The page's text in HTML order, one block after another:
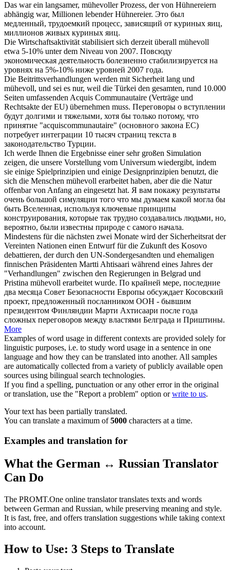
Das war ein langsamer, mühevollerProzess, der von Hühnereiern
abhängig war, Millionen lebender Hühnereier. Это был
медленный, трудоемкий процесс, зависящий от куриных яиц,
миллионов живых куриных яиц.
Die Wirtschaftsaktivität stabilisiert sich derzeit überall mühevoll
etwa 5-10% unter dem Niveau von 2007. Повсюду
экономическая деятельность болезненно стабилизируется на
уровнях на 5%-10% ниже уровней 2007 года.
Die Beitrittsverhandlungen werden mit Sicherheit lang und
mühevoll, und sei es nur, weil die Türkei den gesamten, rund 10.000
Seiten umfassenden Acquis Communautaire (Verträge und
Rechtsakte der EU) übernehmen muss. Переговоры о вступлении
будут долгими и тяжелыми, хотя бы только потому, что
принятие "acquiscommunautaire" (основного закона ЕС)
потребует интеграции 10 тысяч страниц текста в
законодательство Турции.
Ich werde Ihnen die Ergebnisse einer sehr großen Simulation
zeigen, die unsere Vorstellung vom Universum wiedergibt, indem
sie einige Spielprinzipien und einige Designprinzipien benutzt, die
sich die Menschen mühevoll erarbeitet haben, aber die die Natur
offenbar von Anfang an eingesetzt hat. Я вам покажу результаты
очень большой симуляции того что мы думаем какой могла бы
быть Вселенная, используя ключевые принципы
конструирования, которые так трудно создавались людьми, но,
вероятно, были известны природе с самого начала.
Mindestens für die nächsten zwei Monate wird der Sicherheitsrat der
Vereinten Nationen einen Entwurf für die Zukunft des Kosovo
debattieren, der durch den UN-Sondergesandten und ehemaligen
finnischen Präsidenten Martti Ahtisaari während eines Jahres der
"Verhandlungen" zwischen den Regierungen in Belgrad und
Pristina mühevoll erarbeitet wurde. По крайней мере, последние
два месяца Совет Безопасности Европы обсуждает Косовский
проект, предложенный посланником ООН - бывшим
президентом Финляндии Марти Ахтисаари после года
сложных переговоров между властями Белграда и Приштины.
More
Examples of word usage in different contexts are provided solely for
linguistic purposes, i.e. to study word usage in a sentence in one
language and how they can be translated into another. All samples
are automatically collected from a variety of publicly available open
sources using bilingual search technologies.
If you find a spelling, punctuation or any other error in the original
or translation, use the "Report a problem" option orwrite to us.
Your text has been partially translated.
You can translate a maximum of5000 characters at a time.
Examples and translation for
What the German ↔ Russian Translator
Can Do
The PROMT.One online translator translates texts and words
between German and Russian, while preserving meaning and style.
It is fast, free, and offers translation suggestions while taking context
into account.
How to Use: 3 Steps to Translate